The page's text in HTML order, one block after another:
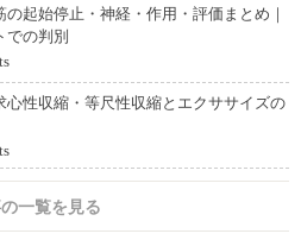
の起始停止・神経・作用・評価まとめ｜
での判別
心性収縮・等尺性収縮とエクササイズの
一覧を見る